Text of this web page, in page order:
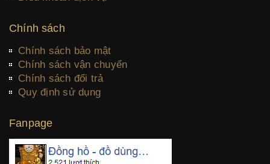
Chính sách
Chính sách bảo mật
Chính sách vận chuyển
Chính sách đổi trả
Quy định sử dụng
Fanpage